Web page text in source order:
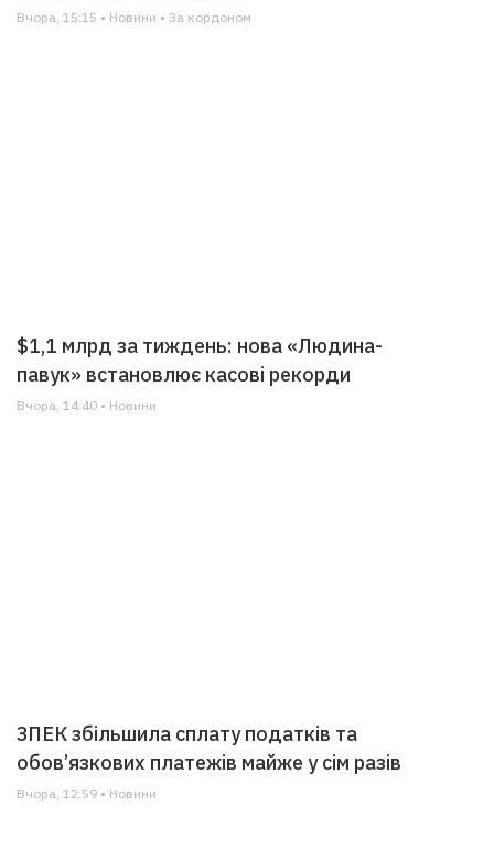
Вчора, 15:15 • Новини • За кордоном
$1,1 млрд за тиждень: нова «Людина-
павук» встановлює касові рекорди
Вчора, 14:40 • Новини
ЗПЕК збільшила сплату податків та
обов’язкових платежів майже у сім разів
Вчора, 12:59 • Новини